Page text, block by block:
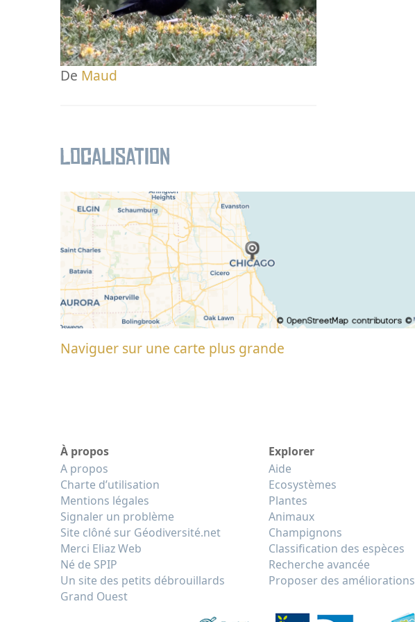
De Maud
Localisation
Naviguer sur une carte plus grande
À propos
A propos
Charte d’utilisation
Mentions légales
Signaler un problème
Site clôné sur Géodiversité.net
Merci Eliaz Web
Né de SPIP
Un site des petits débrouillards
Grand Ouest
Explorer
Aide
Ecosystèmes
Plantes
Animaux
Champignons
Classification des espèces
Recherche avancée
Proposer des améliorations